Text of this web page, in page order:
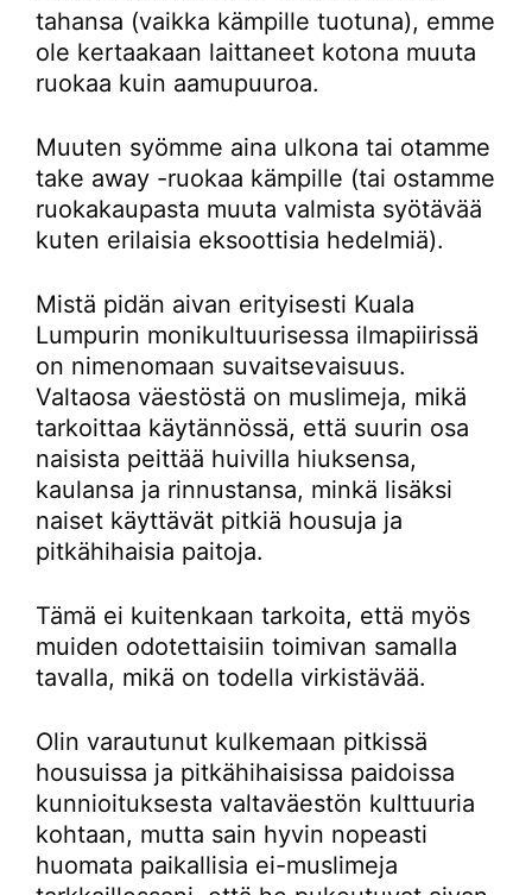
tahansa (vaikka kämpille tuotuna), emme
ole kertaakaan laittaneet kotona muuta
ruokaa kuin aamupuuroa.
Muuten syömme aina ulkona tai otamme
take away -ruokaa kämpille (tai ostamme
ruokakaupasta muuta valmista syötävää
kuten erilaisia eksoottisia hedelmiä).
Mistä pidän aivan erityisesti Kuala
Lumpurin monikultuurisessa ilmapiirissä
on nimenomaan suvaitsevaisuus.
Valtaosa väestöstä on muslimeja, mikä
tarkoittaa käytännössä, että suurin osa
naisista peittää huivilla hiuksensa,
kaulansa ja rinnustansa, minkä lisäksi
naiset käyttävät pitkiä housuja ja
pitkähihaisia paitoja.
Tämä ei kuitenkaan tarkoita, että myös
muiden odotettaisiin toimivan samalla
tavalla, mikä on todella virkistävää.
Olin varautunut kulkemaan pitkissä
housuissa ja pitkähihaisissa paidoissa
kunnioituksesta valtaväestön kulttuuria
kohtaan, mutta sain hyvin nopeasti
huomata paikallisia ei-muslimeja